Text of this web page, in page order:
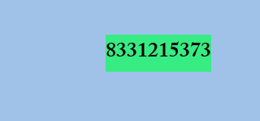
8331215373